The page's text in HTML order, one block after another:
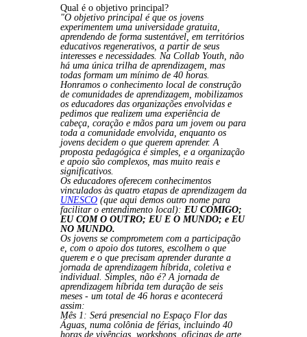
Qual é o objetivo principal?
"O objetivo principal é que os jovens
experimentem uma universidade gratuita,
aprendendo de forma sustentável, em territórios
educativos regenerativos, a partir de seus
interesses e necessidades. Na Collab Youth, não
há uma única trilha de aprendizagem, mas
todas formam um mínimo de 40 horas.
Honramos o conhecimento local de construção
de comunidades de aprendizagem, mobilizamos
os educadores das organizações envolvidas e
pedimos que realizem uma experiência de
cabeça, coração e mãos para um jovem ou para
toda a comunidade envolvida, enquanto os
jovens decidem o que querem aprender. A
proposta pedagógica é simples, e a organização
e apoio são complexos, mas muito reais e
significativos.
Os educadores oferecem conhecimentos
vinculados às quatro etapas de aprendizagem da
UNESCO (que aqui demos outro nome para
facilitar o entendimento local): EU COMIGO;
EU COM O OUTRO; EU E O MUNDO; e EU
NO MUNDO.
Os jovens se comprometem com a participação
e, com o apoio dos tutores, escolhem o que
querem e o que precisam aprender durante a
jornada de aprendizagem híbrida, coletiva e
individual. Simples, não é? A jornada de
aprendizagem híbrida tem duração de seis
meses - um total de 46 horas e acontecerá
assim:
Mês 1: Será presencial no Espaço Flor das
Águas, numa colônia de férias, incluindo 40
horas de vivências, workshops, oficinas de arte,